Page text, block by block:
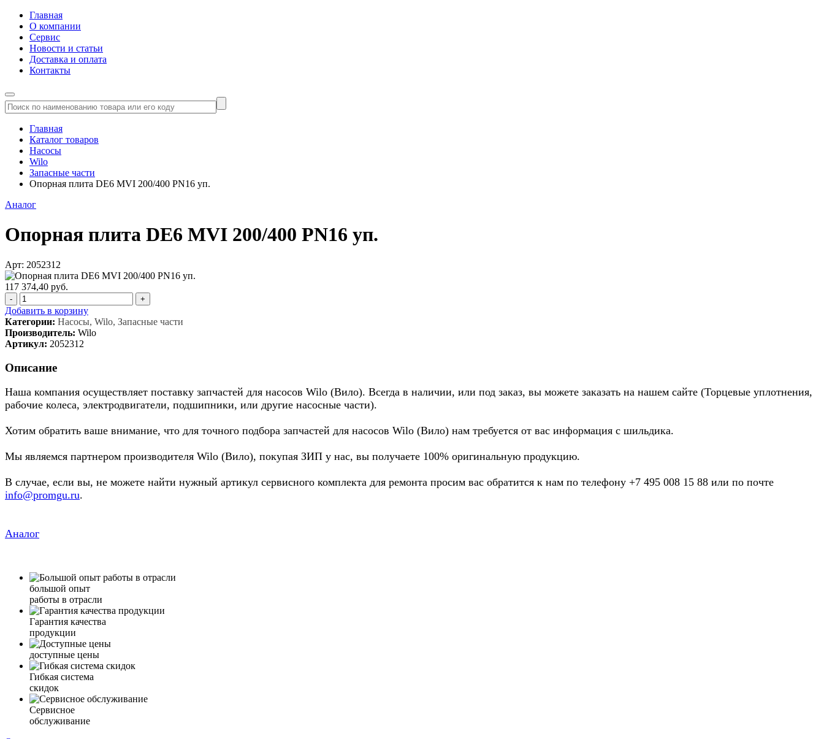
Главная
О компании
Сервис
Новости и статьи
Доставка и оплата
Контакты
Главная
Каталог товаров
Насосы
Wilo
Запасные части
Опорная плита DE6 MVI 200/400 PN16 уп.
Аналог
Опорная плита DE6 MVI 200/400 PN16 уп.
Арт: 2052312
117 374,40 руб.
- +
Добавить в корзину
Категории: Насосы, Wilo, Запасные части
Производитель: Wilo
Артикул: 2052312
Описание
Наша компания осуществляет поставку запчастей для насосов Wilo (Вило). Всегда в наличии, или под заказ, вы можете заказать на нашем сайте (Торцевые уплотнения,
рабочие колеса, электродвигатели, подшипники, или другие насосные части).
Хотим обратить ваше внимание, что для точного подбора запчастей для насосов Wilo (Вило) нам требуется от вас информация с шильдика.
Мы являемся партнером производителя Wilo (Вило), покупая ЗИП у нас, вы получаете 100% оригинальную продукцию.
В случае, если вы, не можете найти нужный артикул сервисного комплекта для ремонта просим вас обратится к нам по телефону +7 495 008 15 88 или по почте
info@promgu.ru.
Аналог
большой опыт
работы в отрасли
Гарантия качества
продукции
доступные цены
Гибкая система
скидок
Сервисное
обслуживание